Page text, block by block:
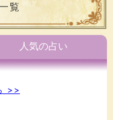
覧
人気の占い
>>